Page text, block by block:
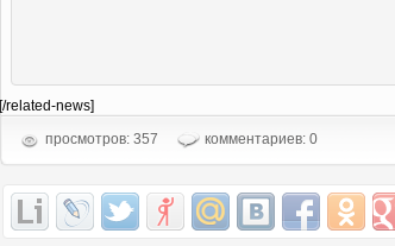
[/related-news]
просмотров: 357
комментариев: 0